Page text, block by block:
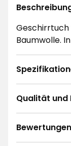
Geschirrtuch
Baumwolle.
Qualität und
Bewertungen